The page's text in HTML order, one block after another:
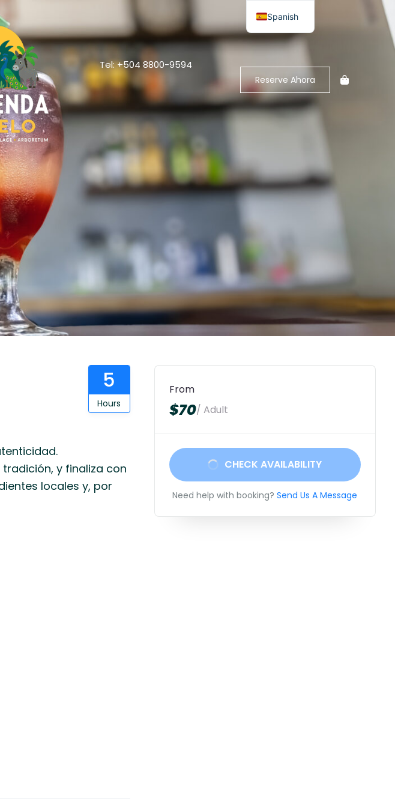
Tel: +504 8800-9594
Reserve Ahora
5
Hours
y finaliza con
locales y, por
From
$70/ Adult
CHECK AVAILABILITY
Need help with booking? Send Us A Message
Spanish
English